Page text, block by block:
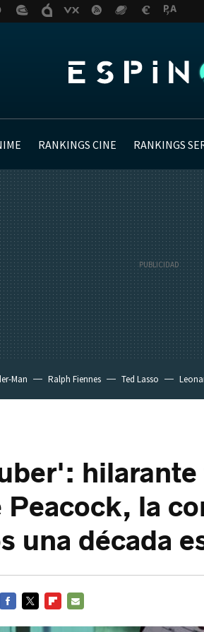
RANKINGS CINE RANKINGS
Man Ralph Fiennes Ted Lasso
hilarante
Peacock, la
una década